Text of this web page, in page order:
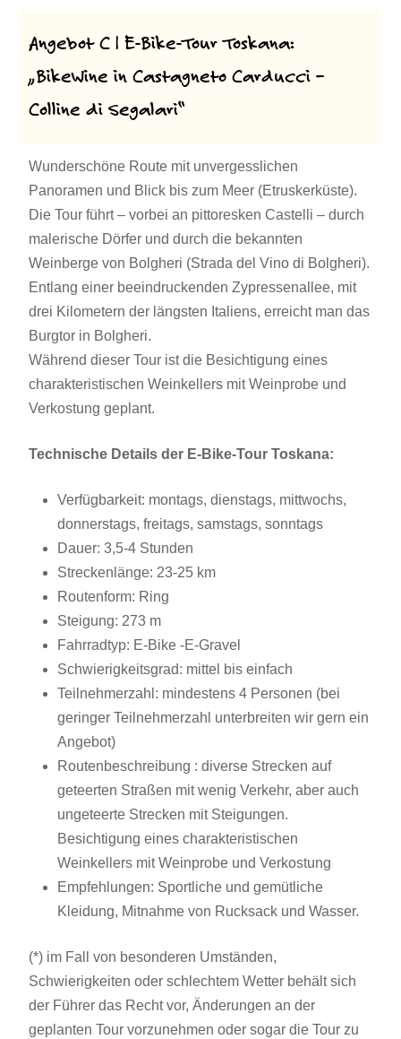
Angebot C |E-Bike-Tour Toskana:
„BikeWine in Castagneto Carducci –
Colline di Segalari“
Wunderschöne Route mit unvergesslichen
Panoramen und Blick bis zum Meer (Etruskerküste).
Die Tour führt – vorbei an pittoresken Castelli – durch
malerische Dörfer und durch die bekannten
Weinberge von Bolgheri (Strada del Vino di Bolgheri).
Entlang einer beeindruckenden Zypressenallee, mit
drei Kilometern der längsten Italiens, erreicht man das
Burgtor in Bolgheri.
Während dieser Tour ist die Besichtigung eines
charakteristischen Weinkellers mit Weinprobe und
Verkostung geplant.
Technische Details der E-Bike-Tour Toskana:
Verfügbarkeit: montags, dienstags, mittwochs,
donnerstags, freitags, samstags, sonntags
Dauer: 3,5-4 Stunden
Streckenlänge: 23-25 km
Routenform: Ring
Steigung: 273 m
Fahrradtyp: E-Bike -E-Gravel
Schwierigkeitsgrad: mittel bis einfach
Teilnehmerzahl: mindestens 4 Personen (bei
geringer Teilnehmerzahl unterbreiten wir gern ein
Angebot)
Routenbeschreibung : diverse Strecken auf
geteerten Straßen mit wenig Verkehr, aber auch
ungeteerte Strecken mit Steigungen.
Besichtigung eines charakteristischen
Weinkellers mit Weinprobe und Verkostung
Empfehlungen: Sportliche und gemütliche
Kleidung, Mitnahme von Rucksack und Wasser.
(*) im Fall von besonderen Umständen,
Schwierigkeiten oder schlechtem Wetter behält sich
der Führer das Recht vor, Änderungen an der
geplanten Tour vorzunehmen oder sogar die Tour zu